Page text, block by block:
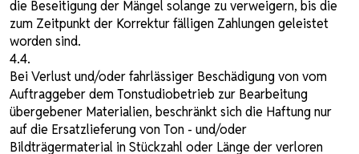
die Beseitigung der Mängel solange zu verweigern, bis die
zum Zeitpunkt der Korrektur fälligen Zahlungen geleistet
worden sind.
4.4.
Bei Verlust und/oder fahrlässiger Beschädigung von vom
Auftraggeber dem Tonstudiobetrieb zur Bearbeitung
übergebener Materialien, beschränkt sich die Haftung nur
auf die Ersatzlieferung von Ton - und/oder
Bildträgermaterial in Stückzahl oder Länge der verloren